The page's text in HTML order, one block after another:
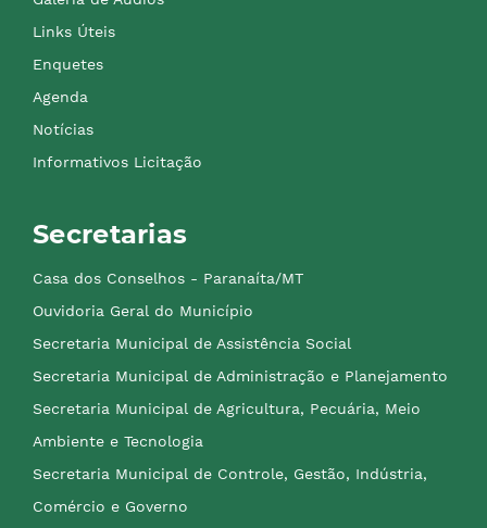
Links Úteis
Enquetes
Agenda
Notícias
Informativos Licitação
Secretarias
Casa dos Conselhos - Paranaíta/MT
Ouvidoria Geral do Município
Secretaria Municipal de Assistência Social
Secretaria Municipal de Administração e Planejamento
Secretaria Municipal de Agricultura, Pecuária, Meio
Ambiente e Tecnologia
Secretaria Municipal de Controle, Gestão, Indústria,
Comércio e Governo